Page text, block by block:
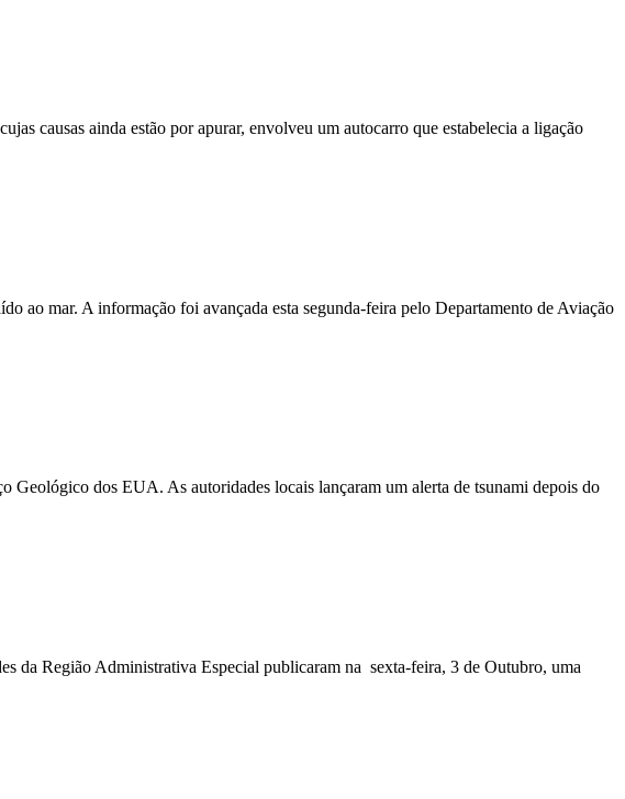
causas ainda estão por apurar, envolveu um autocarro que estabelecia a ligação
ao mar. A informação foi avançada esta segunda-feira pelo Departamento de Aviação
Geológico dos EUA. As autoridades locais lançaram um alerta de tsunami depois do
da Região Administrativa Especial publicaram na sexta-feira, 3 de Outubro, uma